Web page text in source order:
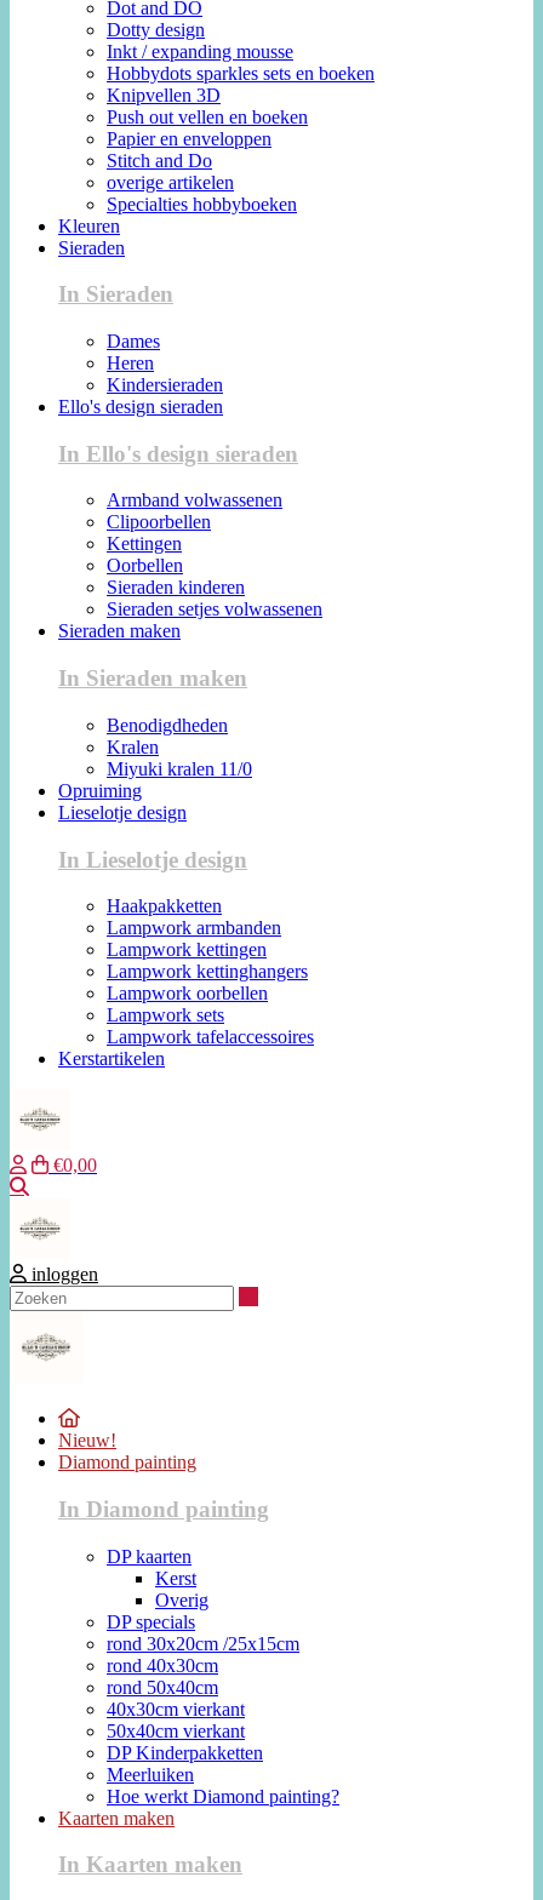
Dot and DO
Dotty design
Inkt / expanding mousse
Hobbydots sparkles sets en boeken
Knipvellen 3D
Push out vellen en boeken
Papier en enveloppen
Stitch and Do
overige artikelen
Specialties hobbyboeken
Kleuren
Sieraden
In Sieraden
Dames
Heren
Kindersieraden
Ello's design sieraden
In Ello's design sieraden
Armband volwassenen
Clipoorbellen
Kettingen
Oorbellen
Sieraden kinderen
Sieraden setjes volwassenen
Sieraden maken
In Sieraden maken
Benodigdheden
Kralen
Miyuki kralen 11/0
Opruiming
Lieselotje design
In Lieselotje design
Haakpakketten
Lampwork armbanden
Lampwork kettingen
Lampwork kettinghangers
Lampwork oorbellen
Lampwork sets
Lampwork tafelaccessoires
Kerstartikelen
€0,00
inloggen
Nieuw!
Diamond painting
In Diamond painting
DP kaarten
Kerst
Overig
DP specials
rond 30x20cm /25x15cm
rond 40x30cm
rond 50x40cm
40x30cm vierkant
50x40cm vierkant
DP Kinderpakketten
Meerluiken
Hoe werkt Diamond painting?
Kaarten maken
In Kaarten maken